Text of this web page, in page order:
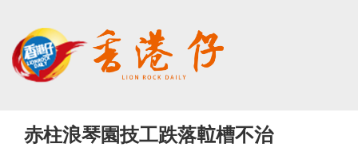
赤柱浪琴園技工跌落𨋢槽不治